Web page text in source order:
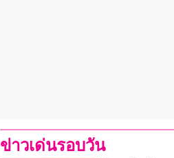
ข่าวเด่นรอบวัน